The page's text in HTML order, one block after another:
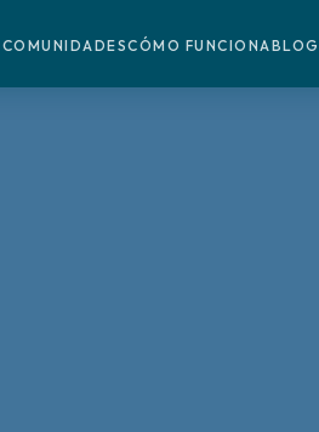
COMUNIDADESCÓMO FUNCIONABLOG